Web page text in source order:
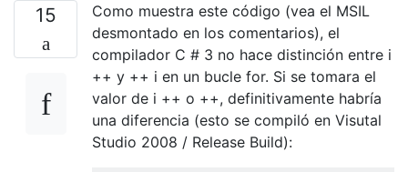
15
Como muestra este código (vea el MSIL
desmontado en los comentarios), el
compilador C # 3 no hace distinción entre i
++ y ++ i en un bucle for. Si se tomara el
valor de i ++ o ++, definitivamente habría
una diferencia (esto se compiló en Visutal
Studio 2008 / Release Build):